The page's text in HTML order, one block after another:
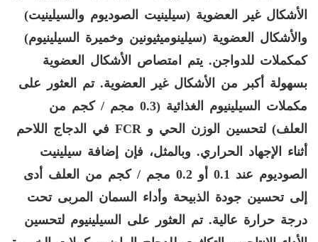
الأشكال غير العضوية (سيلينيت الصوديوم والسيلينيت)
والأشكال العضوية (سيلينوميثيونين وخميرة السيلينيوم)
كمكملات للدواجن. يتم امتصاص الأشكال العضوية
بسهولة أكبر من الأشكال غير العضوية. تم العثور على
مكملات السيلينيوم الغذائية (0.3 مجم / كجم من
العلف) لتحسين الوزن الحي و FCR في الدجاج اللاحم
أثناء الإجهاد الحراري. وبالمثل، فإن إضافة سيلينيت
الصوديوم عند 0.1 أو 0.2 مجم / كجم من العلف أدى
إلى تحسين جودة الذبيحة وأداء السمان المربى تحت
درجة حرارة عالية. تم العثور على السيلينيوم لتحسين